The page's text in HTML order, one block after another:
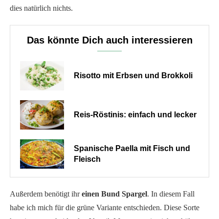
dies natürlich nichts.
Das könnte Dich auch interessieren
Risotto mit Erbsen und Brokkoli
Reis-Röstinis: einfach und lecker
Spanische Paella mit Fisch und
Fleisch
Außerdem benötigt ihreinen Bund Spargel. In diesem Fall
habe ich mich für die grüne Variante entschieden. Diese Sorte